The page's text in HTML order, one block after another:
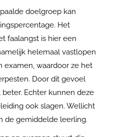
doelgroep kan
Het
faalangst is hier een
helemaal vastlopen
examen, waardoor ze het
Door dit gevoel
Echter kunnen deze
ook slagen. Wellicht
de gemiddelde leerling.